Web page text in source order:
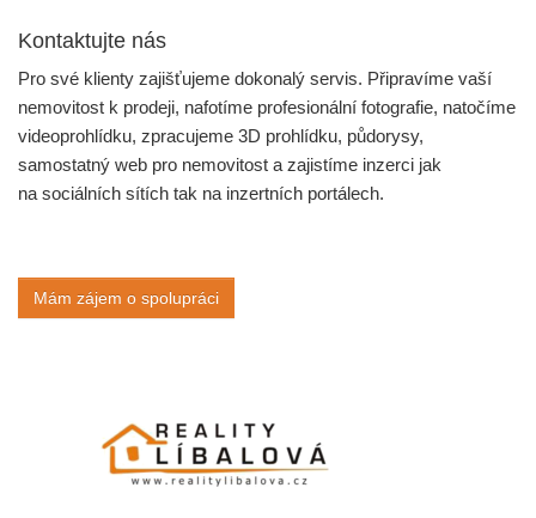
Kontaktujte nás
Pro své klienty zajišťujeme dokonalý servis. Připravíme vaší
nemovitost k prodeji, nafotíme profesionální fotografie, natočíme
videoprohlídku, zpracujeme 3D prohlídku, půdorysy,
samostatný web pro nemovitost a zajistíme inzerci jak
na sociálních sítích tak na inzertních portálech.
Mám zájem o spolupráci